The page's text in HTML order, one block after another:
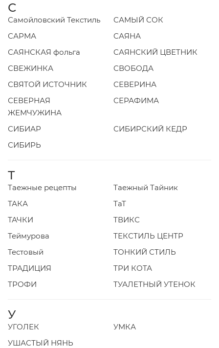
С
Самойловский Текстиль
САМЫЙ СОК
САРМА
САЯНА
САЯНСКАЯ фольга
САЯНСКИЙ ЦВЕТНИК
СВЕЖИНКА
СВОБОДА
СВЯТОЙ ИСТОЧНИК
СЕВЕРИНА
СЕВЕРНАЯ
ЖЕМЧУЖИНА
СЕРАФИМА
СИБИАР
СИБИРСКИЙ КЕДР
СИБИРЬ
Т
Таежные рецепты
Таежный Тайник
ТАКА
ТаТ
ТАЧКИ
ТВИКС
Теймурова
ТЕКСТИЛЬ ЦЕНТР
Тестовый
ТОНКИЙ СТИЛЬ
ТРАДИЦИЯ
ТРИ КОТА
ТРОФИ
ТУАЛЕТНЫЙ УТЕНОК
У
УГОЛЕК
УМКА
УШАСТЫЙ НЯНЬ